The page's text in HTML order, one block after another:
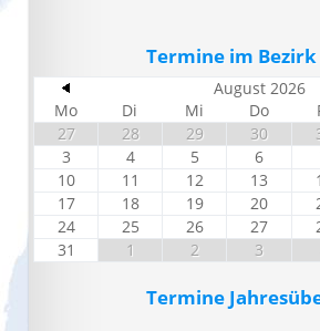
Termine im
August 2026
Mo
Di Mi Do
27
28 29 30
3
4 5 6
10
11 12 13
17
18 19 20
24
25 26 27
31
1 2 3
Termine